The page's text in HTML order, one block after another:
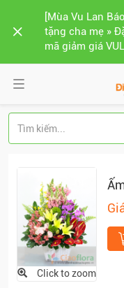
[Mùa Vu Lan
tặng cha mẹ »
mã giảm giá
Click to zoom